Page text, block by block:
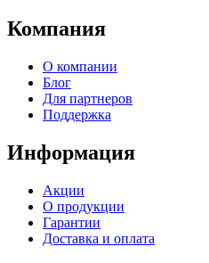
Компания
О компании
Блог
Для партнеров
Поддержка
Информация
Акции
О продукции
Гарантии
Доставка и оплата